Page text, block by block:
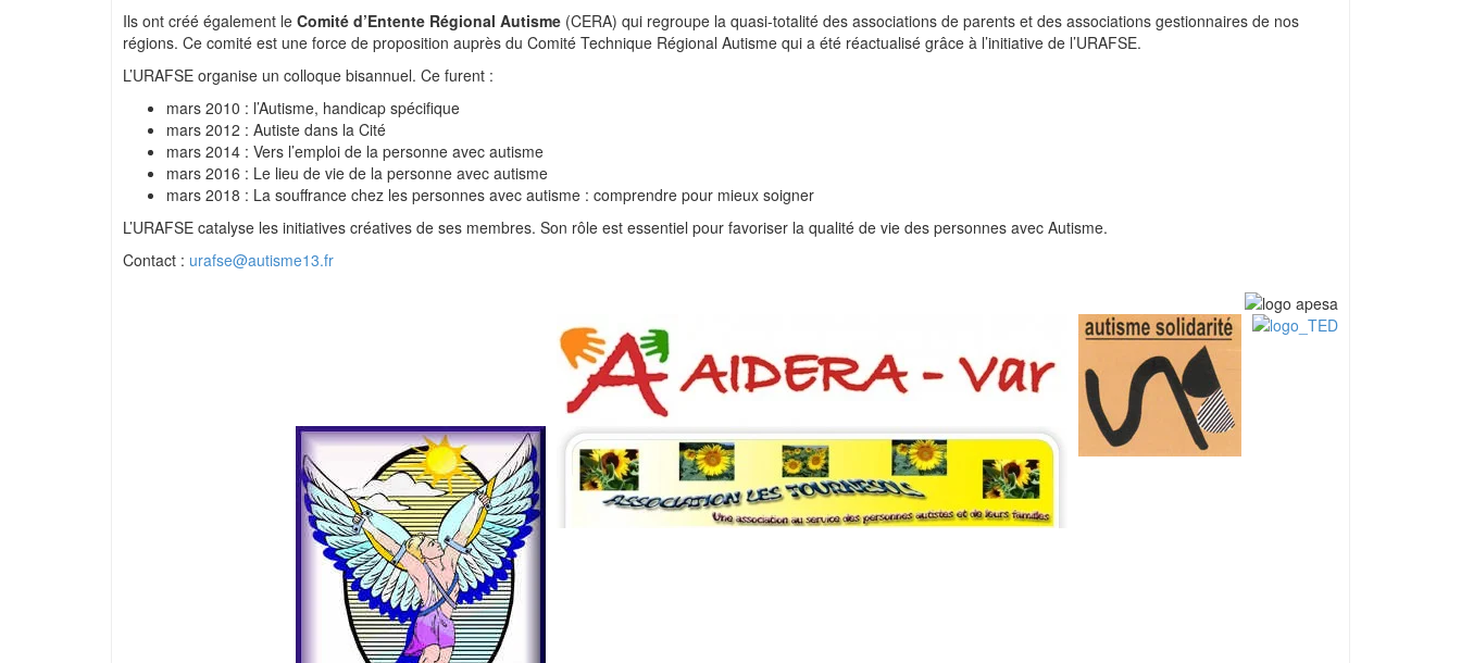
Ils ont créé également le Comité d’Entente Régional Autisme (CERA) qui regroupe la quasi-totalité des associations de parents et des associations gestionnaires de nos
régions. Ce comité est une force de proposition auprès du Comité Technique Régional Autisme qui a été réactualisé grâce à l’initiative de l’URAFSE.
L’URAFSE organise un colloque bisannuel. Ce furent :
mars 2010 : l’Autisme, handicap spécifique
mars 2012 : Autiste dans la Cité
mars 2014 : Vers l’emploi de la personne avec autisme
mars 2016 : Le lieu de vie de la personne avec autisme
mars 2018 : La souffrance chez les personnes avec autisme : comprendre pour mieux soigner
L’URAFSE catalyse les initiatives créatives de ses membres. Son rôle est essentiel pour favoriser la qualité de vie des personnes avec Autisme.
Contact : urafse@autisme13.fr